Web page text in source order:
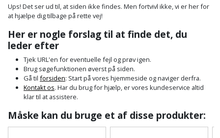
Byggeplader
Cement
og
mørtel
Damp-
og
vindspærre
Gulvvarme
Laminatgulv
Vinylgulv
Bærehåndtag
Båndstrammer
og
løftebånd
Blæselampe
Blindnitter
Arbejdsbord
Arbejdslamper
og
belysning
Arbejdsradio
Bajonetsav
Bajonetsavklinge
Buskrydder
Dykpumpe
Fejemaskine
Generator
Græstrimmer
Hækkeklipper
og
fritid
Affaldssortering
Affugter
Bålfad
bålsted
Maling
Afdækning
til
malerarbejde
Gulvplejemidler
VVS
Armatur
vandhaner
Beklædning
BørnOutlet
Ups! Det ser ud til, at siden ikke findes. Men fortvivl ikke, vi er her for
at hjælpe dig tilbage på rette vej!
Her er nogle forslag til at finde det, du
leder efter
Tjek URL'en for eventuelle fejl og prøv igen.
Brug søgefunktionen øverst på siden.
Gå til forsiden: Start på vores hjemmeside og naviger derfra.
Kontakt os. Har du brug for hjælp, er vores kundeservice altid
klar til at assistere.
Måske kan du bruge et af disse produkter: